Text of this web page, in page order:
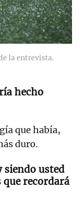
la entrevista.
hecho
que había,
duro.
siendo usted
que recordará